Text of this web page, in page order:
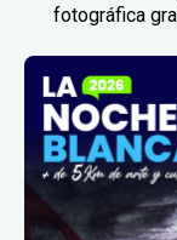
fotográfica